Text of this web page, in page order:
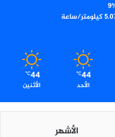
ساعة
44
℃
الأحد
44
℃
الأثنين
الأشهر